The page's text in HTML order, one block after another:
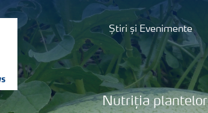
Știri și Evenimente
Nutriția plantelor